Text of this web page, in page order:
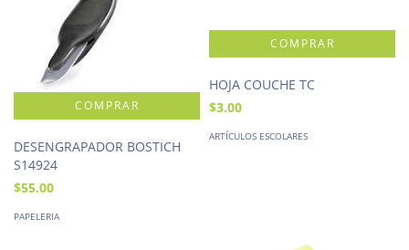
DESENGRAPADOR BOSTICH
S14924
$55.00
PAPELERIA
HOJA COUCHE TC
$3.00
ARTÍCULOS ESCOLARES